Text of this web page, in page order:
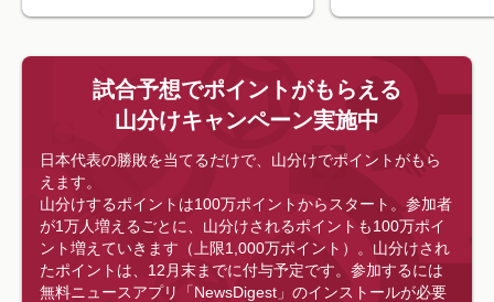
試合予想でポイントがもらえる
山分けキャンペーン実施中
日本代表の勝敗を当てるだけで、山分けでポイントがもら
えます。
山分けするポイントは100万ポイントからスタート。参加者
が1万人増えるごとに、山分けされるポイントも100万ポイ
ント増えていきます（上限1,000万ポイント）。山分けされ
たポイントは、12月末までに付与予定です。 参加するには
無料ニュースアプリ「NewsDigest」のインストールが必要